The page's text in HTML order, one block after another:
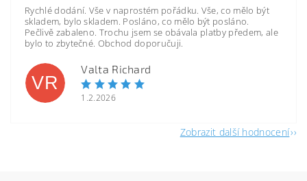
Rychlé dodání. Vše v naprostém pořádku. Vše, co mělo být
skladem, bylo skladem. Posláno, co mělo být posláno.
Pečlivě zabaleno. Trochu jsem se obávala platby předem, ale
bylo to zbytečné. Obchod doporučuji.
VR
Valta Richard
1.2.2026
Zobrazit další hodnocení